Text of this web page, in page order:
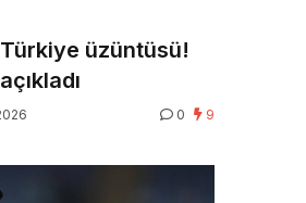
üzüntüsü!
0 9